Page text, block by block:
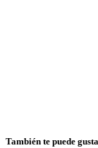
También te puede